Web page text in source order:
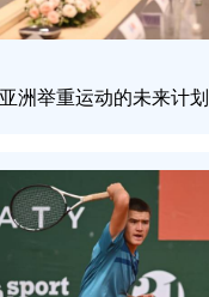
洲举重运动的未来计划